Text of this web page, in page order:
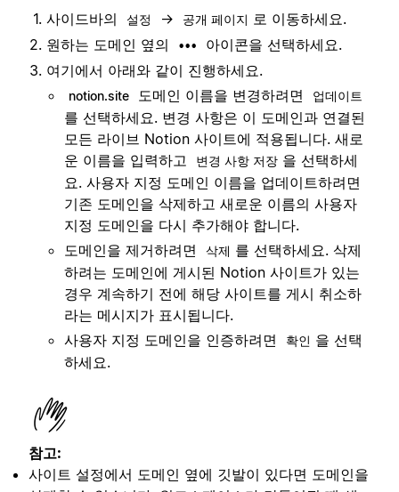
사이드바의 설정 → 공개 페이지 로 이동하세요.
원하는 도메인 옆의
•••
아이콘을 선택하세요.
여기에서 아래와 같이 진행하세요.
notion.site 도메인 이름을 변경하려면 업데이트
를 선택하세요. 변경 사항은 이 도메인과 연결된
모든 라이브 Notion 사이트에 적용됩니다. 새로
운 이름을 입력하고
변경 사항 저장 을 선택하세
요. 사용자 지정 도메인 이름을 업데이트하려면
기존 도메인을 삭제하고 새로운 이름의 사용자
지정 도메인을 다시 추가해야 합니다.
도메인을 제거하려면
삭제 를 선택하세요. 삭제
하려는 도메인에 게시된 Notion 사이트가 있는
경우 계속하기 전에 해당 사이트를 게시 취소하
라는 메시지가 표시됩니다.
사용자 지정 도메인을 인증하려면
확인 을 선택
하세요.
참고:
사이트 설정에서 도메인 옆에 깃발이 있다면 도메인을